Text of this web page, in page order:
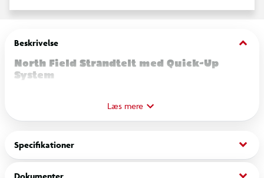
Beskrivelse
keyboard_arrow_down
North Field Strandtelt med Quick-Up
System
Dette telt er en praktisk og komfortabel løsning til en dag på
stranden. Det er designet til at give skygge, læ og beskyttelse
Nøglefunktioner:
Læs mere
Specifikationer keyboard_arrow_down